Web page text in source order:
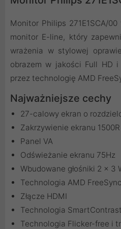
Monitor Philips 271E1SCA/
monitor E-line, który
wrażenia w stylowej
obrazem w jakości Full HD i
przez technologię AMD
Najważniejsze cechy
27-calowy ekran o
Zakrzywienie ekranu 1500R
Panel VA
Odświeżanie ekranu 75Hz
Wbudowane głośniki 2 x 3
Technologia AMD FreeSync
Złącze HDMI
Technologia SmartContrast
Technologia Flicker-free i